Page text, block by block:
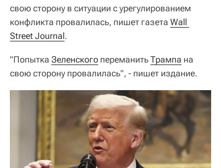
свою сторону в ситуации с урегулированием
конфликта провалилась, пишет газета Wall
Street Journal.
"Попытка Зеленского переманитьТрампа на
свою сторону провалилась", - пишет издание.